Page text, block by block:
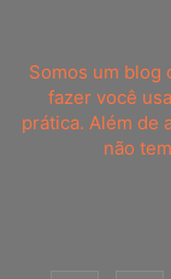
Somos um blog
fazer você
prática. Além de
não